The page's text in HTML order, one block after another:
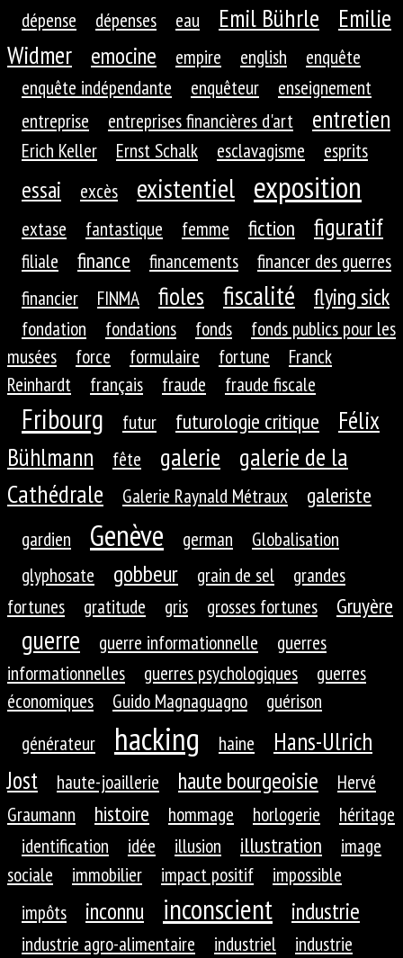
dépense
dépenses eau Emil Bührle
Emilie
Widmer
emocine empire english
enquête
enquête indépendante
enquêteur
enseignement
entreprise
entreprises financières d'art entretien
Erich Keller Ernst Schalk esclavagisme esprits
essai excès existentiel exposition
extase fantastique femme fiction figuratif
filiale finance financements
financer des guerres
financier
FINMA fioles fiscalité flying sick
fondation fondations fonds
fonds publics pour les
musées
force formulaire fortune
Franck
Reinhardt
français fraude fraude fiscale
Fribourg futur futurologie critique
Félix
Bühlmann
fête galerie
galerie de la
Cathédrale
Galerie Raynald Métraux galeriste
gardien Genève german
Globalisation
glyphosate
gobbeur grain de sel
grandes
fortunes
gratitude gris grosses fortunes Gruyère
guerre guerre informationnelle
guerres
informationnelles
guerres psychologiques
guerres
économiques
Guido Magnaguagno
guérison
générateur
hacking haine
Hans-Ulrich
Jost
haute-joaillerie haute bourgeoisie
Hervé
Graumann
histoire hommage horlogerie
héritage
identification
idée illusion illustration
image
sociale
immobilier impact positif
impossible
impôts
inconnu inconscient industrie
industrie agro-alimentaire industriel
industrie